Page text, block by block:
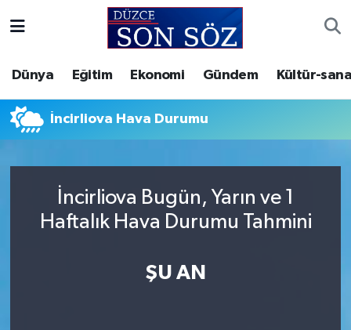
Dünya Eğitim Ekonomi Gündem Kültür-
İncirliova Hava Durumu
İncirliova Bugün, Yarın ve 1
Haftalık Hava Durumu Tahmini
ŞU AN
Gizlilik Sözleşmesi
İletişim
Video Galeri
Akçakoca Hava Durumu
Akçakoca Trafik Yoğunluk Haritası
Tüm Manşetler